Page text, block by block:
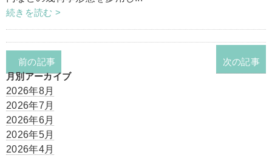
続きを読む >
前の記事
次の記事
月別アーカイブ
2026年8月
2026年7月
2026年6月
2026年5月
2026年4月